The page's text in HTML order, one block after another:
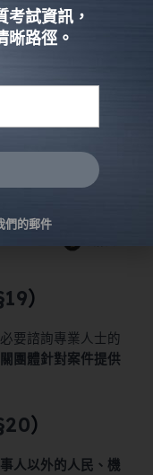
）
要諮詢專業人士的
團體針對案件提供
）
人以外的人民、機
試資訊，
晰路徑。
們的郵件